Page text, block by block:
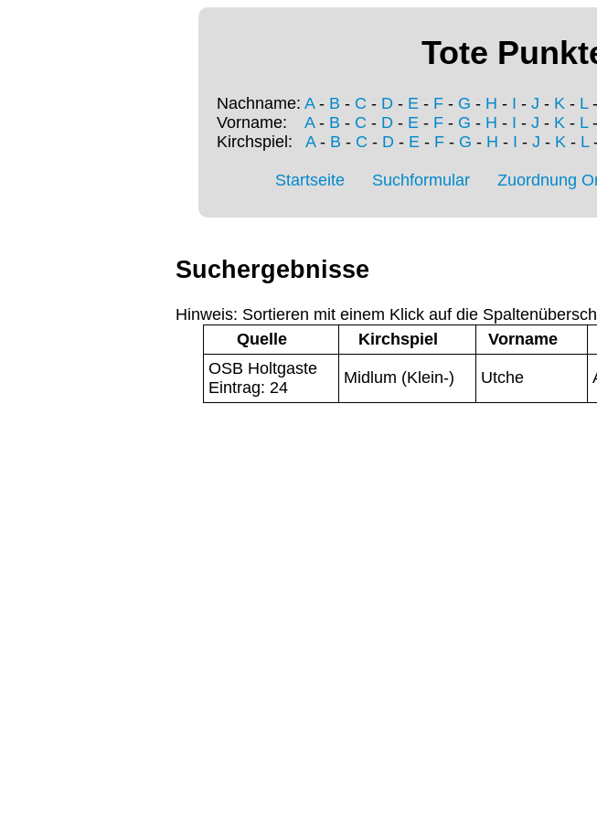
Tote
Nachname: A- B - C - D - E - F - G - H - I - J - K - L-
Vorname: A- B - C - D - E - F - G - H - I - J - K - L-
Kirchspiel: A- B - C - D- E- F- G - H - I - J - K- L
Startseite Suchformular Zuordnung
Suchergebnisse
Hinweis: Sortieren mit einem Klick auf die
Quelle
Kirchspiel Vorname
OSB Holtgaste
Eintrag: 24
Midlum (Klein-) Utche